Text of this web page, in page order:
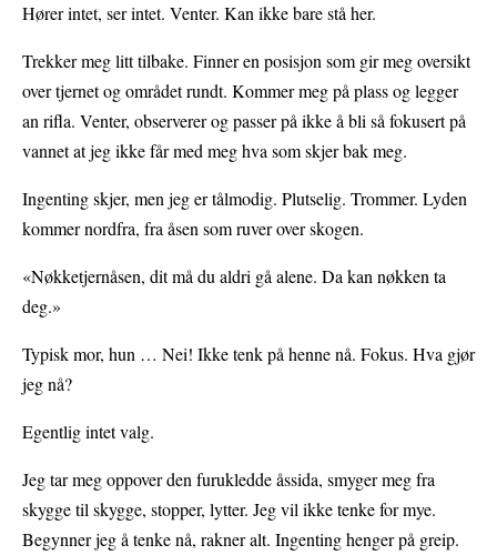
Hører intet, ser intet. Venter. Kan ikke bare stå her.
Trekker meg litt tilbake. Finner en posisjon som gir meg oversikt
over tjernet og området rundt. Kommer meg på plass og legger
an rifla. Venter, observerer og passer på ikke å bli så fokusert på
vannet at jeg ikke får med meg hva som skjer bak meg.
Ingenting skjer, men jeg er tålmodig. Plutselig. Trommer. Lyden
kommer nordfra, fra åsen som ruver over skogen.
«Nøkketjernåsen, dit må du aldri gå alene. Da kan nøkken ta
deg.»
Typisk mor, hun … Nei! Ikke tenk på henne nå. Fokus. Hva gjør
jeg nå?
Egentlig intet valg.
Jeg tar meg oppover den furukledde åssida, smyger meg fra
skygge til skygge, stopper, lytter. Jeg vil ikke tenke for mye.
Begynner jeg å tenke nå, rakner alt. Ingenting henger på greip.